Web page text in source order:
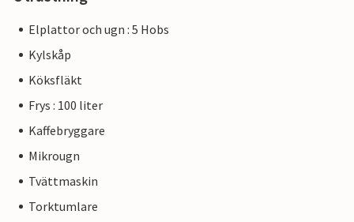
Elplattor och ugn : 5 Hobs
Kylskåp
Köksfläkt
Frys : 100 liter
Kaffebryggare
Mikrougn
Tvättmaskin
Torktumlare